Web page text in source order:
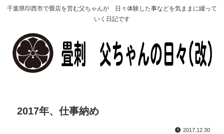
千葉県印西市で畳店を営む父ちゃんが 日々体験した事などを気ままに綴って
いく日記です
2017年、仕事納め
2017.12.30